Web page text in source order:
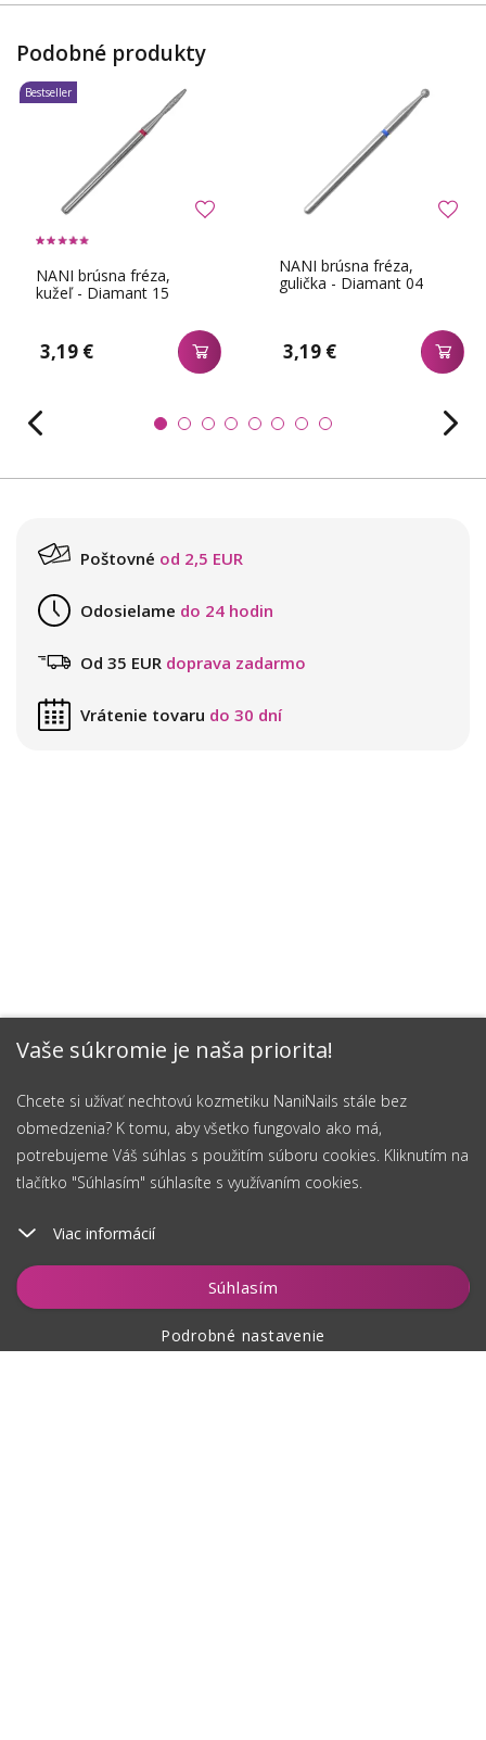
Vaše súkromie je naša priorita!
Chcete si užívať nechtovú kozmetiku NaniNails stále bez
obmedzenia? K tomu, aby všetko fungovalo ako má,
potrebujeme Váš súhlas s použitím súboru cookies. Kliknutím na
tlačítko "Súhlasím" súhlasíte s využívaním cookies.
Viac informácií
Súhlasím
Podrobné nastavenie
Vložiť do košíka
Podobné produkty
NANI brúsna fréza,
kužeľ - Diamant 15
3,19 €
Bestseller
NANI brúsna fréza,
gulička - Diamant 04
3,19 €
Poštovné od 2,5 EUR
Odosielame do 24 hodin
Od 35 EUR doprava zadarmo
Vrátenie tovaru do 30 dní